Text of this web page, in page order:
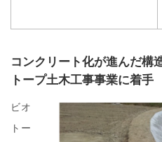
コンクリート化が進んだ構
トープ土木工事事業に着手
ビオ
トー